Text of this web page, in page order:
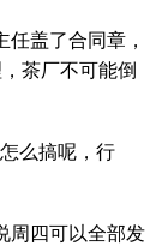
盖了合同章，
茶厂不可能倒
么搞呢，行
周四可以全部发